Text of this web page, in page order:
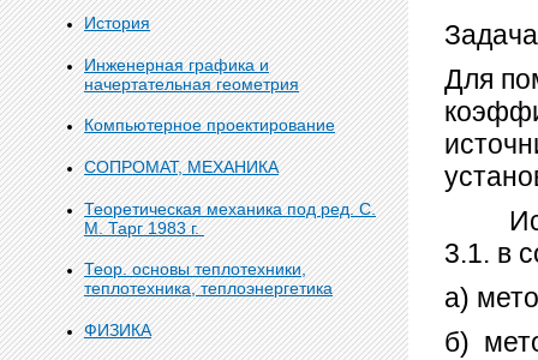
История
Инженерная графика и
начертательная геометрия
Компьютерное проектирование
СОПРОМАТ, МЕХАНИКА
Теоретическая механика под ред. С.
М. Тарг 1983 г.
Теор. основы теплотехники,
теплотехника, теплоэнергетика
ФИЗИКА
Для
3.1. в
а)
б)